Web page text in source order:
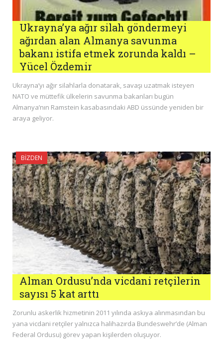
Ukrayna’ya ağır silah göndermeyi
ağırdan alan Almanya savunma
bakanı istifa etmek zorunda kaldı –
Yücel Özdemir
Ukrayna’yı ağır silahlarla donatarak, savaşı uzatmak isteyen
NATO ve müttefik ülkelerin savunma bakanları bugün
Almanya’nın Ramstein kasabasındaki ABD üssünde yeniden bir
araya geliyor.
BIZDEN
Alman Ordusu’nda vicdani retçilerin
sayısı 5 kat arttı
Zorunlu askerlik hizmetinin 2011 yılında askıya alınmasından bu
yana vicdani retçiler yalnızca halihazırda Bundeswehr’de (Alman
Federal Ordusu) görev yapan kişilerden oluşuyor.